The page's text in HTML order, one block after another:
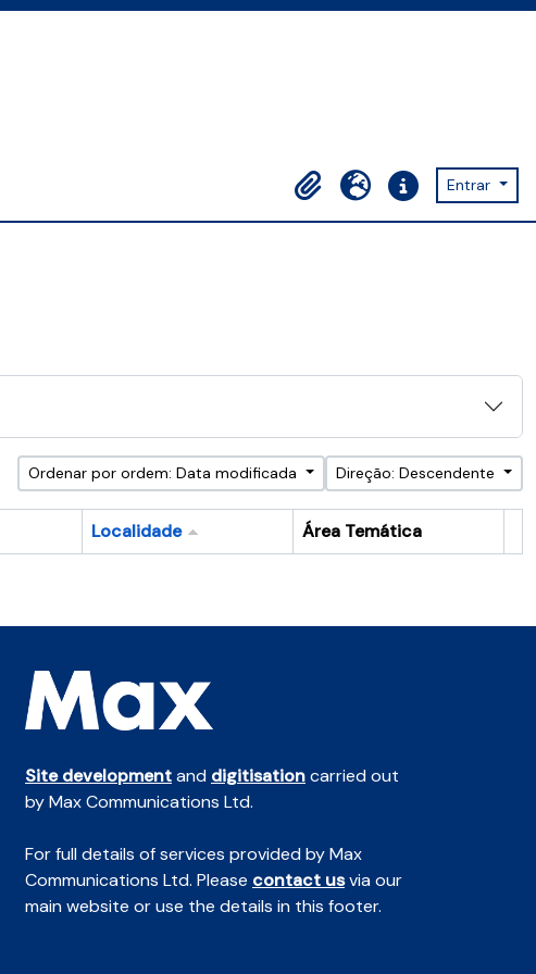
Área de transferência
Idioma Ligações rápidas
Entrar
Ordenar por ordem: Data modificada Direção: Descendente
Localidade
Área Temática
Site developmentand digitisationcarried out
by Max Communications Ltd.
For full details of services provided by Max
Communications Ltd. Please contact usvia our
main website or use the details in this footer.